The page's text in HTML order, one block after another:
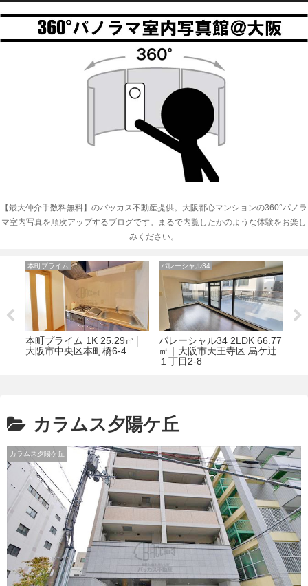
【最大仲介手数料無料】のバッカス不動産提供。大阪都心マンションの360°パノラ
マ室内写真を順次アップするブログです。まるで内覧したかのような体験をお楽し
みください。
本町プライム
本町プライム 1K 25.29㎡│
大阪市中央区本町橋6-4
パレーシャル34
パレーシャル34 2LDK 66.77
㎡｜大阪市天王寺区 烏ケ辻
１丁目2-8
カラムス夕陽ケ丘
カラムス夕陽ケ丘